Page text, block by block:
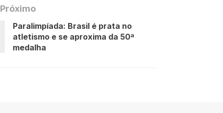
Próximo
Paralimpíada: Brasil é prata no
atletismo e se aproxima da 50ª
medalha